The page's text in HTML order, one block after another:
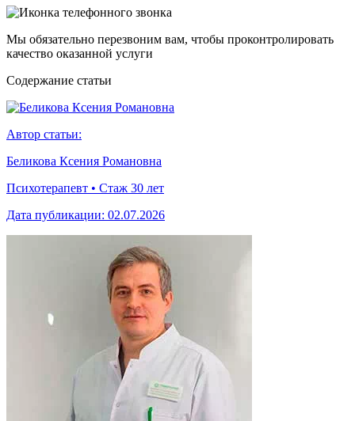
Мы обязательно перезвоним вам, чтобы проконтролировать
качество оказанной услуги
Cодержание статьи
Автор статьи:
Беликова Ксения Романовна
Психотерапевт • Стаж 30 лет
Дата публикации: 02.07.2026